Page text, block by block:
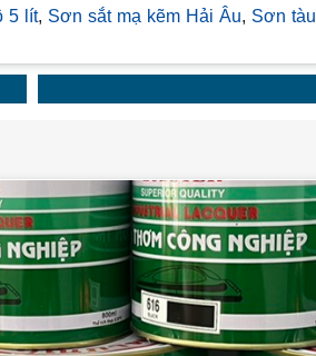
5 lít, Sơn sắt mạ kẽm Hải Âu, Sơn tàu